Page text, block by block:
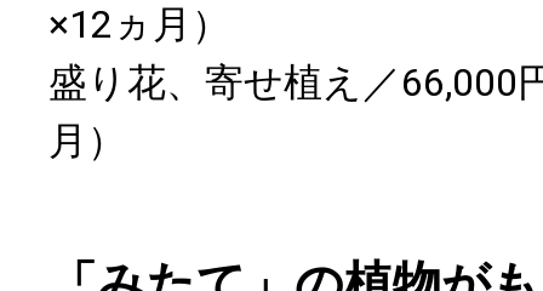
×12ヵ月）
盛り花、寄せ植え／66,000
月）